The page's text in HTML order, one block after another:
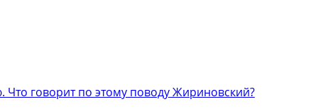
говорит по этому поводу Жириновский?